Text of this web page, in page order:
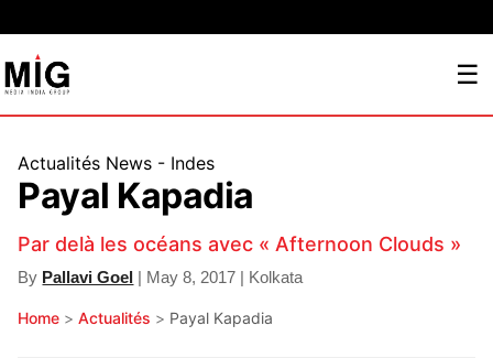
☰
Actualités News - Indes
Payal Kapadia
Par delà les océans avec « Afternoon Clouds »
By Pallavi Goel | May 8, 2017 | Kolkata
Home >Actualités > Payal Kapadia